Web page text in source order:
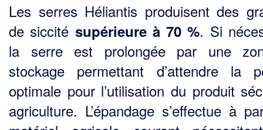
Les serres Héliantis produisent des
de siccité supérieure à 70 %. Si
la serre est prolongée par une
stockage permettant d’attendre la
optimale pour l’utilisation du produit
agriculture. L’épandage s’effectue à